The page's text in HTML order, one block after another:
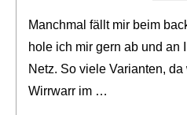
Manchmal fällt mir beim
hole ich mir gern ab und an
Netz. So viele Varianten,
Wirrwarr im …